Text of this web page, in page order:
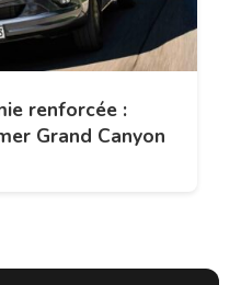
renforcée :
Grand Canyon